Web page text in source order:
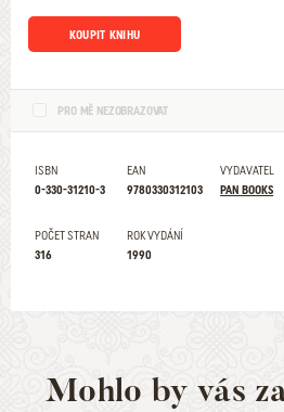
KOUPIT KNIHU
PRO MĚ NEZOBRAZOVAT
ISBN
0-330-31210-3
EAN
9780330312103
VYDAVATEL
PAN BOOKS
POČET STRAN
316
ROK VYDÁNÍ
1990
Mohlo by vás